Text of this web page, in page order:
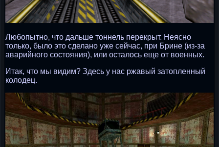
Любопытно, что дальше тоннель перекрыт. Неясно
только, было это сделано уже сейчас, при Брине (из-за
аварийного состояния), или осталось еще от военных.
Итак, что мы видим? Здесь у нас ржавый затопленный
колодец.